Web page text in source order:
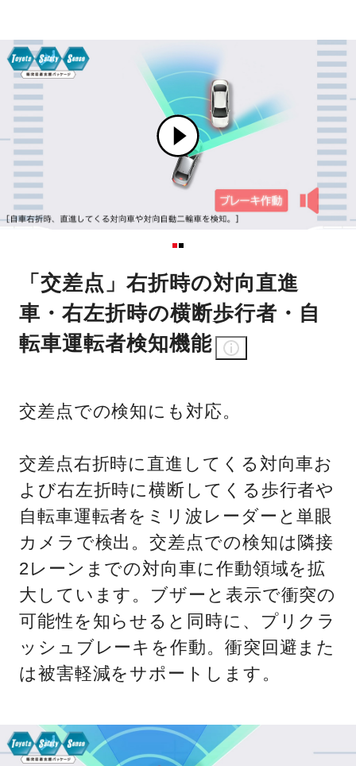
「交差点」右折時の対向直進
車・右左折時の横断歩行者・自
転車運転者検知機能
交差点での検知にも対応。
交差点右折時に直進してくる対向車お
よび右左折時に横断してくる歩行者や
自転車運転者をミリ波レーダーと単眼
カメラで検出。交差点での検知は隣接
2レーンまでの対向車に作動領域を拡
大しています。ブザーと表示で衝突の
可能性を知らせると同時に、プリクラ
ッシュブレーキを作動。衝突回避また
は被害軽減をサポートします。